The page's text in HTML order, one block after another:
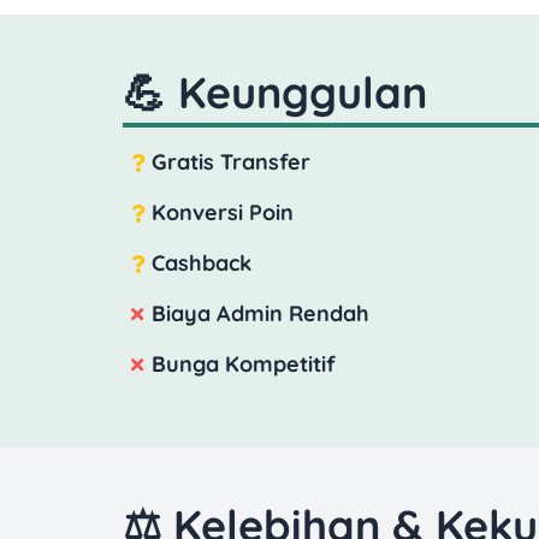
💪 Keunggulan
Gratis Transfer
Konversi Poin
Cashback
Biaya Admin Rendah
Bunga Kompetitif
⚖️ Kelebihan &